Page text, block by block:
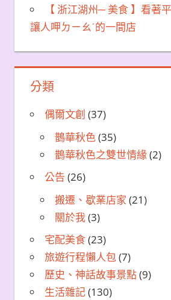
【 浙江湖州─ 美食 】看著
讓人呷ㄉㄧㄠˊ的一間店
分類
偶爾文創 (37)
鵲華秋色(35)
鵲華秋色之雙世情緣(2)
公告 (26)
搬遷、歇業店家 (21)
關於我(3)
宅配美食(23)
旅遊行程懶人包(7)
歷史、神話故事景點(9)
生活雜記(130)